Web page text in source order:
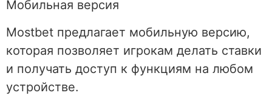
Мобильная версия
Mostbet предлагает мобильную версию,
которая позволяет игрокам делать ставки
и получать доступ к функциям на любом
устройстве.